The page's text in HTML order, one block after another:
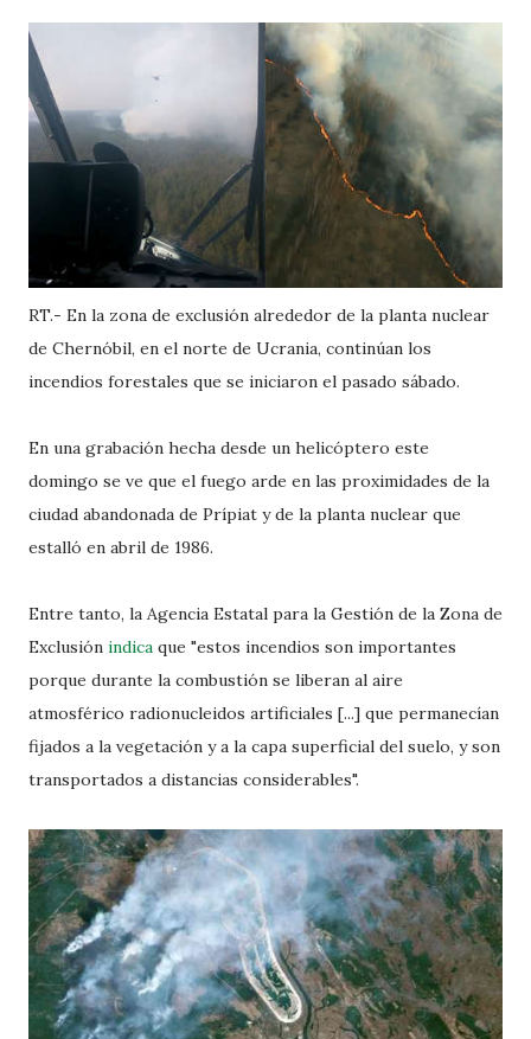
RT.- En la zona de exclusión alrededor de la planta nuclear
de Chernóbil, en el norte de Ucrania, continúan los
incendios forestales que se iniciaron el pasado sábado.
En una grabación hecha desde un helicóptero este
domingo se ve que el fuego arde en las proximidades de la
ciudad abandonada de Prípiat y de la planta nuclear que
estalló en abril de 1986.
Entre tanto, la Agencia Estatal para la Gestión de la Zona de
Exclusión indica que "estos incendios son importantes
porque durante la combustión se liberan al aire
atmosférico radionucleidos artificiales [...] que permanecían
fijados a la vegetación y a la capa superficial del suelo, y son
transportados a distancias considerables".